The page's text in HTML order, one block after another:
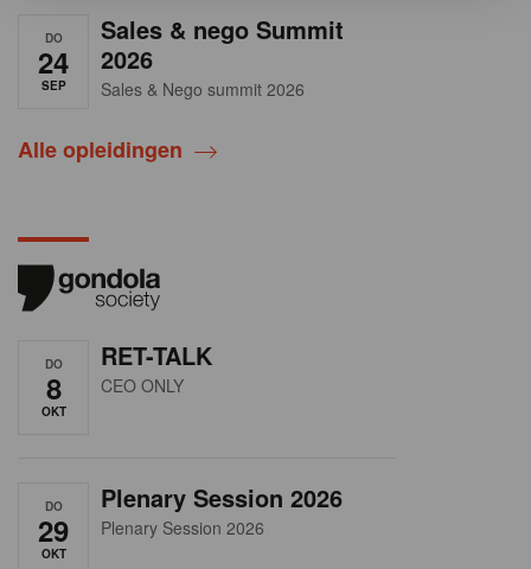
DO
24
SEP
Sales & nego Summit
2026
Sales & Nego summit 2026
Alle opleidingen
DO
8
OKT
RET-TALK
CEO ONLY
DO
29
OKT
Plenary Session 2026
Plenary Session 2026